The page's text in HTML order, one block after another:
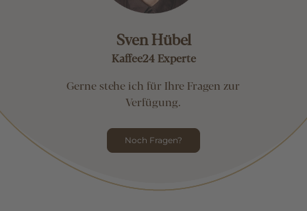
Sven Hübel
Kaffee24 Experte
Gerne stehe ich für Ihre Fragen zur
Verfügung.
Noch Fragen?